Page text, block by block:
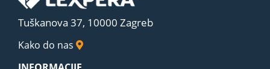
Tuškanova 37, 10000 Zagreb
Kako do nas